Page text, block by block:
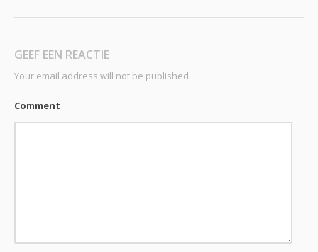
GEEF EEN REACTIE
Your email address will not be published.
Comment